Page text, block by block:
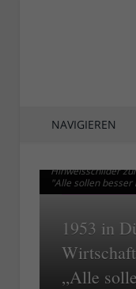
NAVIGIEREN
Hinweisschilder
"Alle sollen besser
DÜSSEL-
1953 in
„Alle
Hinweisschilder
"Alle sollen besser